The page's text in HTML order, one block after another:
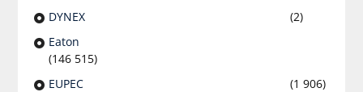
DYNEX
(2)
Eaton
(146 515)
EUPEC
(1 906)